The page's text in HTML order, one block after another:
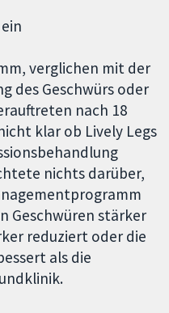
verglichen mit der
des Geschwürs oder
nach 18
klar ob Lively Legs
nichts darüber,
Geschwüren stärker
reduziert oder die
als die